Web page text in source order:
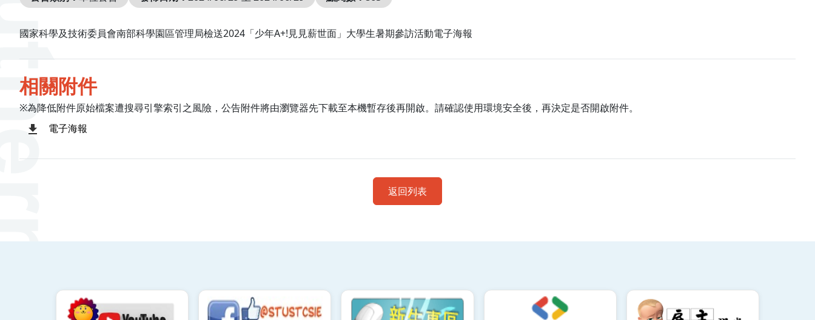
國家科學及技術委員會南部科學園區管理局檢送2024「少年A+!見見薪世面」大學生暑期參訪活動電子海報
相關附件
※為降低附件原始檔案遭搜尋引擎索引之風險，公告附件將由瀏覽器先下載至本機暫存後再開啟。請確認使用環境安全後，再決定是否開啟附件。
電子海報
返回列表